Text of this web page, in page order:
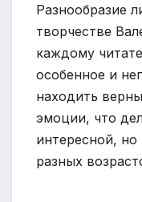
Разнообразие
творчестве
каждому
особенное и
находить
эмоции, что
интересной, но
разных